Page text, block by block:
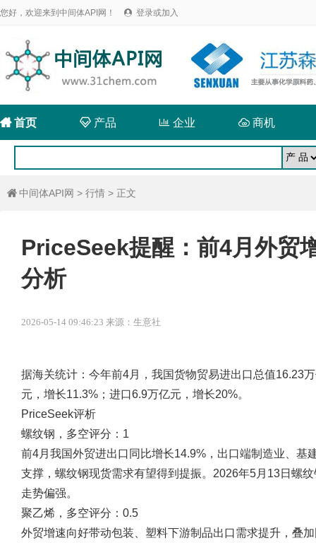
您好，欢迎来到中间体API网！  登录或加入
首页 产品  企业  商机
 中间体API网 > 行情 > 正文
PriceSeek提醒：前4月外贸
分析
2026-05-14 09:46:23 来源：生意社
据海关统计：今年前4月，我国货物贸易进出口总值16.23
元，增长11.3%；进口6.9万亿元，增长20%。
PriceSeek评析
螺纹钢，多空评分：1
前4月我国外贸进出口同比增长14.9%，出口端制造业、基
支撑，螺纹钢现货需求有望得到提振。2026年5月13日螺
走势偏强。
聚乙烯，多空评分：0.5
外贸增速向好带动包装、塑料下游制品出口需求提升，叠